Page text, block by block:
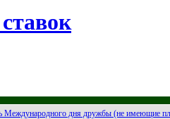
Международного дня дружбы (не имеющие